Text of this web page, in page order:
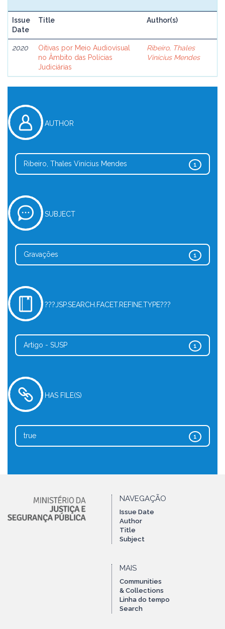
Issue
Date
Title Author(s)
2020
Oitivas por Meio Audiovisual
no Âmbito das Polícias
Judiciárias
Ribeiro, Thales
Vinícius Mendes
AUTHOR
1
Ribeiro, Thales Vinícius Mendes
SUBJECT
1
Gravações
???JSP.SEARCH.FACET.REFINE.TYPE???
1
Artigo - SUSP
HAS FILE(S)
1
true
NAVEGAÇÃO
Issue Date
Author
Title
Subject
MAIS
Communities
& Collections
Linha do tempo
Search